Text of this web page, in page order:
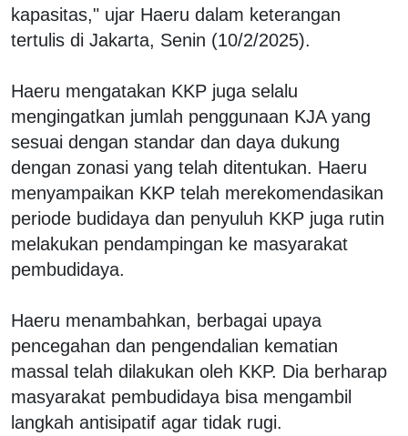
kapasitas," ujar Haeru dalam keterangan
tertulis di Jakarta, Senin (10/2/2025).
Haeru mengatakan KKP juga selalu
mengingatkan jumlah penggunaan KJA yang
sesuai dengan standar dan daya dukung
dengan zonasi yang telah ditentukan. Haeru
menyampaikan KKP telah merekomendasikan
periode budidaya dan penyuluh KKP juga rutin
melakukan pendampingan ke masyarakat
pembudidaya.
Haeru menambahkan, berbagai upaya
pencegahan dan pengendalian kematian
massal telah dilakukan oleh KKP. Dia berharap
masyarakat pembudidaya bisa mengambil
langkah antisipatif agar tidak rugi.